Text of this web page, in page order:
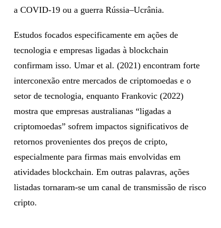
a COVID-19 ou a guerra Rússia–Ucrânia.
Estudos focados especificamente em ações de
tecnologia e empresas ligadas à blockchain
confirmam isso. Umar et al. (2021) encontram forte
interconexão entre mercados de criptomoedas e o
setor de tecnologia, enquanto Frankovic (2022)
mostra que empresas australianas “ligadas a
criptomoedas” sofrem impactos significativos de
retornos provenientes dos preços de cripto,
especialmente para firmas mais envolvidas em
atividades blockchain. Em outras palavras, ações
listadas tornaram-se um canal de transmissão de risco
cripto.